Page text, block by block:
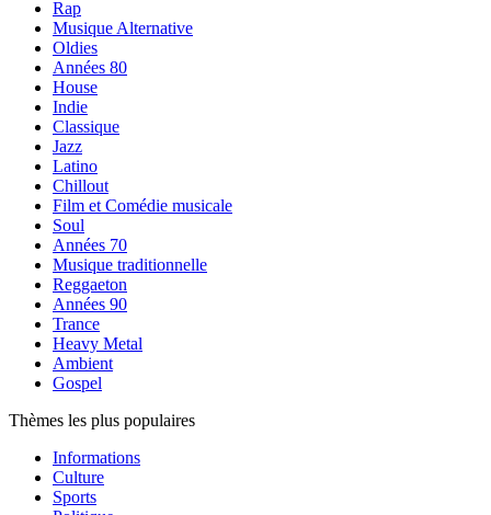
Rap
Musique Alternative
Oldies
Années 80
House
Indie
Classique
Jazz
Latino
Chillout
Film et Comédie musicale
Soul
Années 70
Musique traditionnelle
Reggaeton
Années 90
Trance
Heavy Metal
Ambient
Gospel
Thèmes les plus populaires
Informations
Culture
Sports